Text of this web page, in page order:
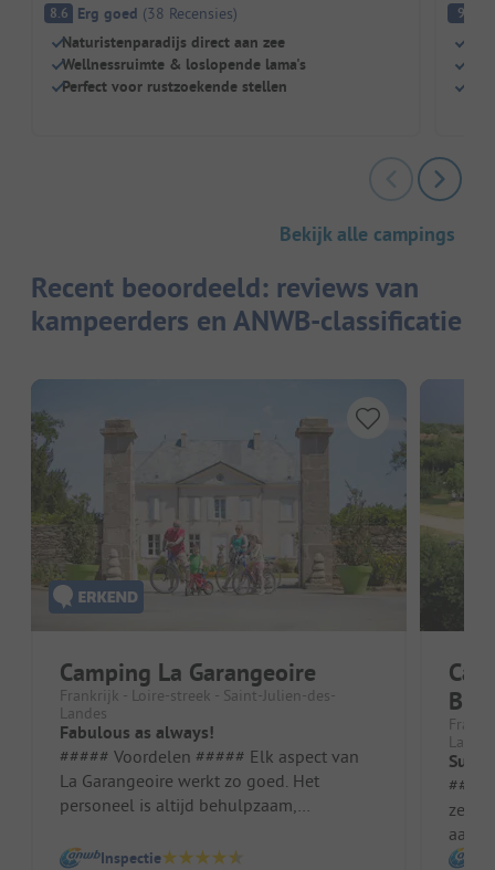
8.6 Erg goed (38 Recensies)
Naturistenparadijs direct aan zee
Wellnessruimte & loslopende lama's
Perfect voor rustzoekende stellen
9
Bekijk alle campings
Recent beoordeeld: reviews van
kampeerders en ANWB-classificatie
Camping La Garangeoire
Frankrijk - Loire-streek - Saint-Julien-des-
Landes
Fabulous as always!
##### Voordelen ##### Elk aspect van
La Garangeoire werkt zo goed. Het
personeel is altijd behulpzaam,
zijn ...Inspectie
Landes
#####
zeer